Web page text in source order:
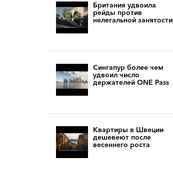
Британия удвоила
рейды против
нелегальной занятости
Сингапур более чем
удвоил число
держателей ONE Pass
Квартиры в Швеции
дешевеют после
весеннего роста